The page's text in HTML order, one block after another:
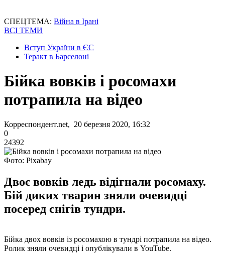
СПЕЦТЕМА: Війна в Ірані
ВСІ ТЕМИ
Вступ України в ЄС
Теракт в Барселоні
Бійка вовків і росомахи
потрапила на відео
Корреспондент.net, 20 березня 2020, 16:32
0
24392
Фото: Pixabay
Двоє вовків ледь відігнали росомаху.
Бій диких тварин зняли очевидці
посеред снігів тундри.
Бійка двох вовків із росомахою в тундрі потрапила на відео.
Ролик зняли очевидці і опублікували в YouTube.